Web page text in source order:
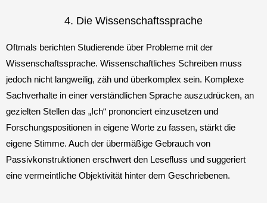
4. Die Wissenschaftssprache
Oftmals berichten Studierende über Probleme mit der
Wissenschaftssprache. Wissenschaftliches Schreiben muss
jedoch nicht langweilig, zäh und überkomplex sein. Komplexe
Sachverhalte in einer verständlichen Sprache auszudrücken, an
gezielten Stellen das „Ich“ prononciert einzusetzen und
Forschungspositionen in eigene Worte zu fassen, stärkt die
eigene Stimme. Auch der übermäßige Gebrauch von
Passivkonstruktionen erschwert den Lesefluss und suggeriert
eine vermeintliche Objektivität hinter dem Geschriebenen.